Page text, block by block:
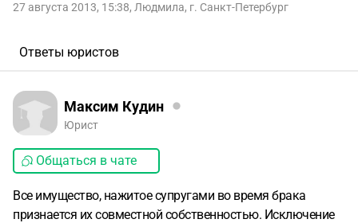
27 августа 2013, 15:38, Людмила, г. Санкт-Петербург
Ответы юристов
Максим Кудин
Юрист
Общаться в чате
Все имущество, нажитое супругами во время брака
признается их совместной собственностью. Исключение